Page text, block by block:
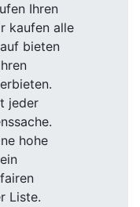
Ihren
kaufen alle
bieten
jeder
hohe
Liste.